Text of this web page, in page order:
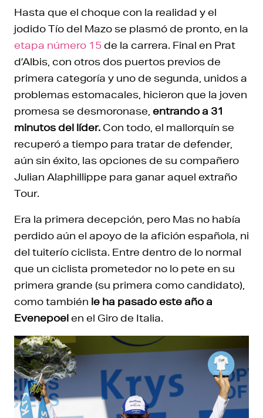
Hasta que el choque con la realidad y el
jodido Tío del Mazo se plasmó de pronto, en la
etapa número 15de la carrera. Final en Prat
d’Albis, con otros dos puertos previos de
primera categoría y uno de segunda, unidos a
problemas estomacales, hicieron que la joven
promesa se desmoronase, entrando a 31
minutos del líder. Con todo, el mallorquín se
recuperó a tiempo para tratar de defender,
aún sin éxito, las opciones de su compañero
Julian Alaphillippe para ganar aquel extraño
Tour.
Era la primera decepción, pero Mas no había
perdido aún el apoyo de la afición española, ni
del tuiterío ciclista. Entre dentro de lo normal
que un ciclista prometedor no lo pete en su
primera grande (su primera como candidato),
como también le ha pasado este año a
Evenepoelen el Giro de Italia.